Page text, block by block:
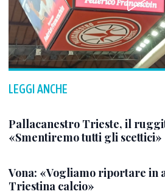
LEGGI ANCHE
Pallacanestro Trieste, il
«Smentiremo tutti gli scettici»
Vona: «Vogliamo riportare in
Triestina calcio»